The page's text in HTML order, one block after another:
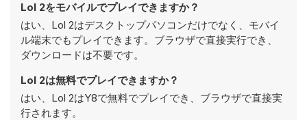
Lol 2をモバイルでプレイできますか？
はい、Lol 2はデスクトップパソコンだけでなく、モバイ
ル端末でもプレイできます。ブラウザで直接実行でき、
ダウンロードは不要です。
Lol 2は無料でプレイできますか？
はい、Lol 2はY8で無料でプレイでき、ブラウザで直接実
行されます。